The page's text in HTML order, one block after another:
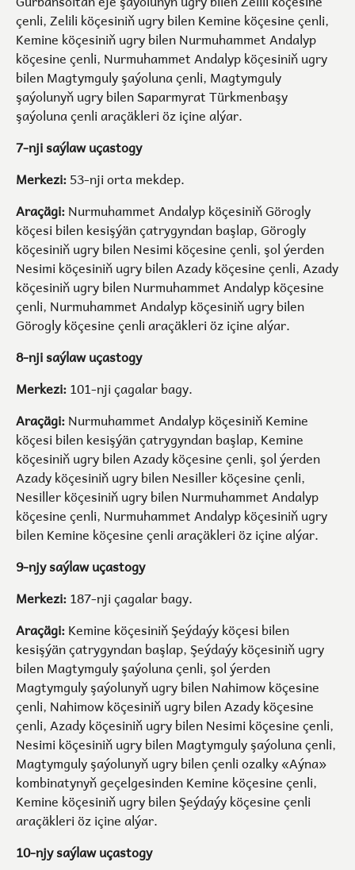
çenli, Zelili köçesiniň ugry bilen Kemine köçesine çenli,
Kemine köçesiniň ugry bilen Nurmuhammet Andalyp
köçesine çenli, Nurmuhammet Andalyp köçesiniň ugry
bilen Magtymguly şaýoluna çenli, Magtymguly
şaýolunyň ugry bilen Saparmyrat Türkmenbaşy
şaýoluna çenli araçäkleri öz içine alýar.
7-nji saýlaw uçastogy
Merkezi:53-nji orta mekdep.
Araçägi:Nurmuhammet Andalyp köçesiniň Görogly
köçesi bilen kesişýän çatrygyndan başlap, Görogly
köçesiniň ugry bilen Nesimi köçesine çenli, şol ýerden
Nesimi köçesiniň ugry bilen Azady köçesine çenli, Azady
köçesiniň ugry bilen Nurmuhammet Andalyp köçesine
çenli, Nurmuhammet Andalyp köçesiniň ugry bilen
Görogly köçesine çenli araçäkleri öz içine alýar.
8-nji saýlaw uçastogy
Merkezi:101-nji çagalar bagy.
Araçägi:Nurmuhammet Andalyp köçesiniň Kemine
köçesi bilen kesişýän çatrygyndan başlap, Kemine
köçesiniň ugry bilen Azady köçesine çenli, şol ýerden
Azady köçesiniň ugry bilen Nesiller köçesine çenli,
Nesiller köçesiniň ugry bilen Nurmuhammet Andalyp
köçesine çenli, Nurmuhammet Andalyp köçesiniň ugry
bilen Kemine köçesine çenli araçäkleri öz içine alýar.
9-njy saýlaw uçastogy
Merkezi:187-nji çagalar bagy.
Araçägi:Kemine köçesiniň Şeýdaýy köçesi bilen
kesişýän çatrygyndan başlap, Şeýdaýy köçesiniň ugry
bilen Magtymguly şaýoluna çenli, şol ýerden
Magtymguly şaýolunyň ugry bilen Nahimow köçesine
çenli, Nahimow köçesiniň ugry bilen Azady köçesine
çenli, Azady köçesiniň ugry bilen Nesimi köçesine çenli,
Nesimi köçesiniň ugry bilen Magtymguly şaýoluna çenli,
Magtymguly şaýolunyň ugry bilen çenli ozalky «Aýna»
kombinatynyň geçelgesinden Kemine köçesine çenli,
Kemine köçesiniň ugry bilen Şeýdaýy köçesine çenli
araçäkleri öz içine alýar.
10-njy saýlaw uçastogy